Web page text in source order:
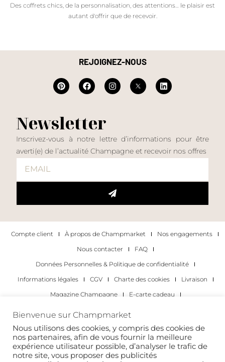
Des coffrets chics, de la personnalisation, des attentions… le plaisir est
autant d'offrir que de recevoir.
REJOIGNEZ-NOUS
Newsletter
Inscrivez-vous à notre lettre d’informations pour être
averti(e) de l’actualité Champagne et recevoir nos offres
Compte client À propos de Champmarket
Nos engagements
Nous contacter
FAQ
Données Personnelles & Politique de confidentialité
Informations légales
CGV Charte des cookies
Livraison
Magazine Champagne
E-carte cadeau
Les occasions pour déguster du champagne
Pour les particuliers
Pour les entreprises
Bienvenue sur Champmarket
Nous utilisons des cookies, y compris des cookies de
nos partenaires, afin de vous fournir la meilleure
expérience utilisateur possible, d’analyser le trafic de
notre site, vous proposer des publicités